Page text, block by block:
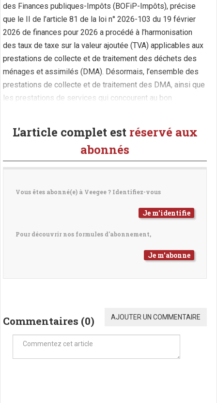
des Finances publiques-Impôts (BOFiP-Impôts), précise
que le II de l’article 81 de la loi n° 2026-103 du 19 février
2026 de finances pour 2026 a procédé à l’harmonisation
des taux de taxe sur la valeur ajoutée (TVA) applicables aux
prestations de collecte et de traitement des déchets des
ménages et assimilés (DMA). Désormais, l’ensemble des
prestations de collecte et de traitement des DMA, ainsi que
les prestations de services qui concourent au bon
L'article complet est réservé aux
abonnés
Vous êtes abonné(e) à Veegee ? Identifiez-vous
Je m'identifie
Pour découvrir nos formules d'abonnement,
Je m'abonne
Commentaires (0) AJOUTER UN COMMENTAIRE